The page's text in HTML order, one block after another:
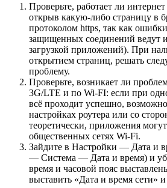
Проверьте, работает ли
открыв какую-либо страницу в
протоколом https, так как
защищенных соединений ведут
загрузкой приложений). При
открытием страниц, решать
проблему.
Проверьте, возникает ли
3G/LTE и по Wi-FI: если при
всё проходит успешно,
настройках роутера или со
теоретически, приложения могут
общественных сетях Wi-Fi.
Зайдите в Настройки — Дата и
— Система — Дата и время) и
время и часовой пояс
выставить «Дата и время сети»